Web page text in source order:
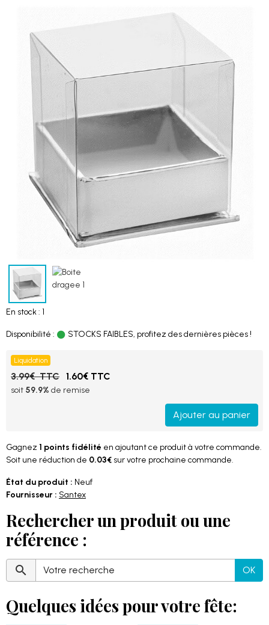
En stock : 1
Disponibilité : STOCKS FAIBLES, profitez des dernières pièces !
Liquidation
3.99€ TTC 1.60€ TTC
soit 59.9% de remise
Ajouter au panier
Gagnez 1 points fidélité en ajoutant ce produit à votre commande.
Soit une réduction de 0.03€ sur votre prochaine commande.
État du produit : Neuf
Fournisseur : Santex
Rechercher un produit ou une
référence :
OK
Quelques idées pour votre fête: